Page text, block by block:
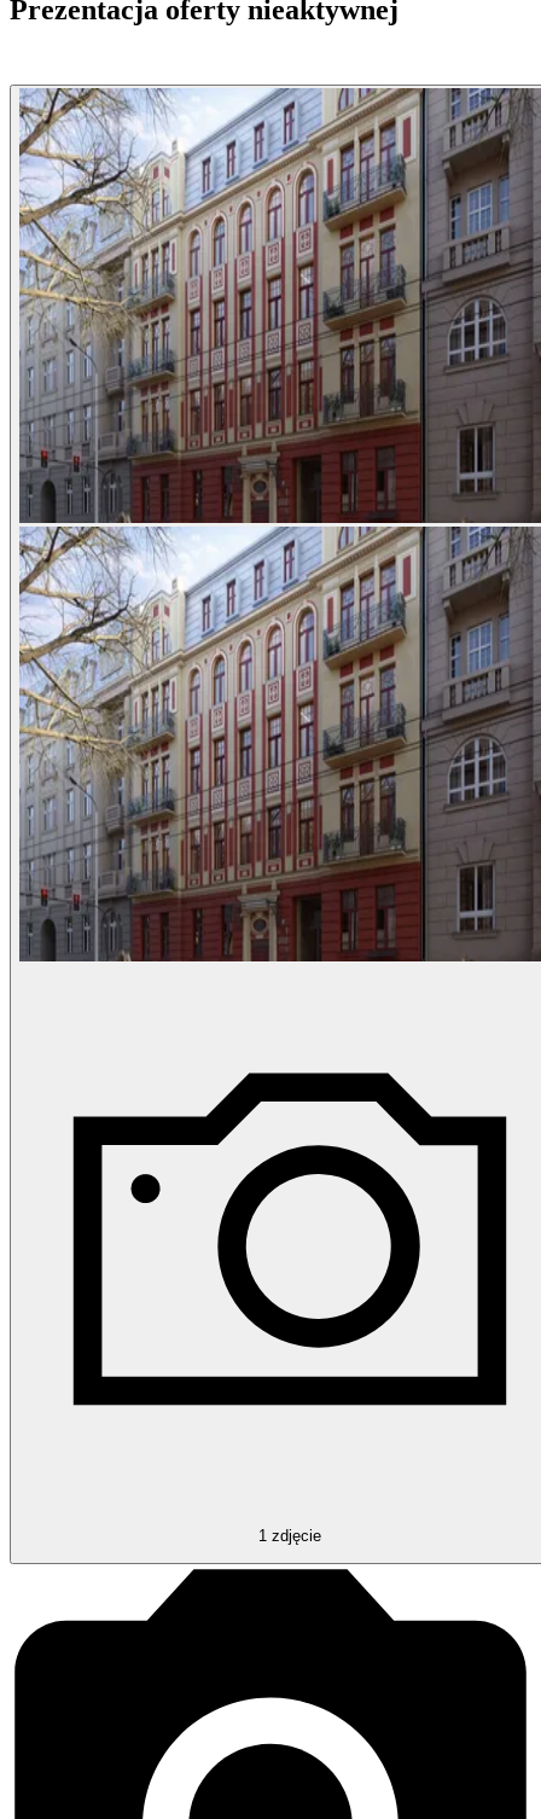
Prezentacja oferty nieaktywnej
1 zdjęcie